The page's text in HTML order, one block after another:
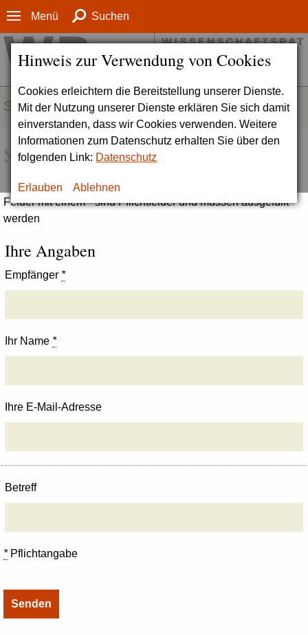
Hinweis zur Verwendung von Cookies
Cookies erleichtern die Bereitstellung unserer Dienste.
Mit der Nutzung unserer Dienste erklären Sie sich damit
einverstanden, dass wir Cookies verwenden. Weitere
Informationen zum Datenschutz erhalten Sie über den
folgenden Link: Datenschutz
Erlauben Ablehnen
Menü Suchen
SERVICE
Seite empfehlen
Felder mit einem * sind Pflichtfelder und müssen ausgefüllt
werden
Ihre Angaben
Empfänger *
Ihr Name *
Ihre E-Mail-Adresse
Betreff
*Pflichtangabe